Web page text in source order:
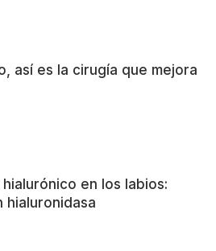
así es la cirugía que mejora
en los labios:
hialuronidasa